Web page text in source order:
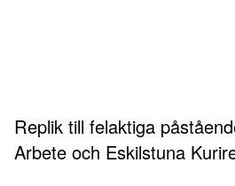
Replik till felaktiga
Arbete och Eskilstuna